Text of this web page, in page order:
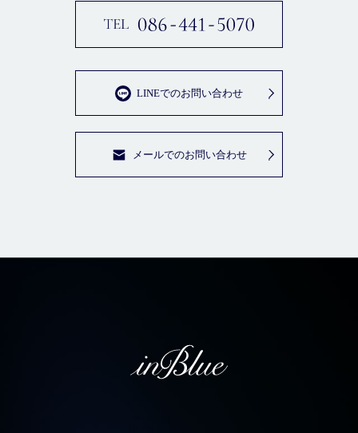
LINEでのお問い合わせ
メールでのお問い合わせ